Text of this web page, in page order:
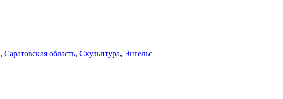
, Саратовская область, Скульптура, Энгельс